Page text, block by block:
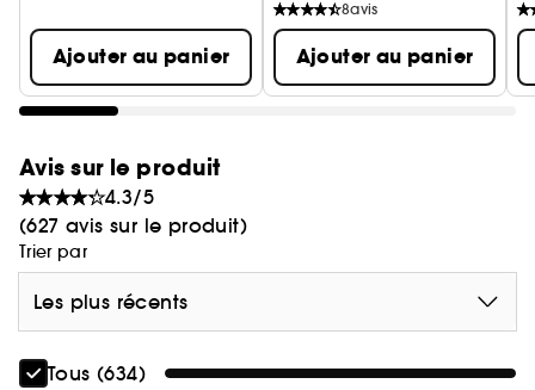
Ajouter au panier
8avis
Ajouter au panier
Avis sur le produit
4.3/5
(627 avis sur le produit)
Trier par
Les plus récents
Tous (634)